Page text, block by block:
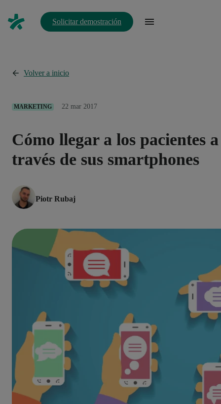
Solicitar demostración
Volver a inicio
MARKETING 22 mar 2017
Cómo llegar a los pacientes a
través de sus smartphones
Piotr Rubaj